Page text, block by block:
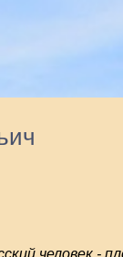
человек -